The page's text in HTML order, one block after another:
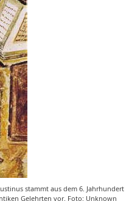
stammt aus dem 6. Jahrhundert
Gelehrten vor. Foto: Unknown